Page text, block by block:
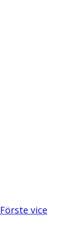
Förste vice